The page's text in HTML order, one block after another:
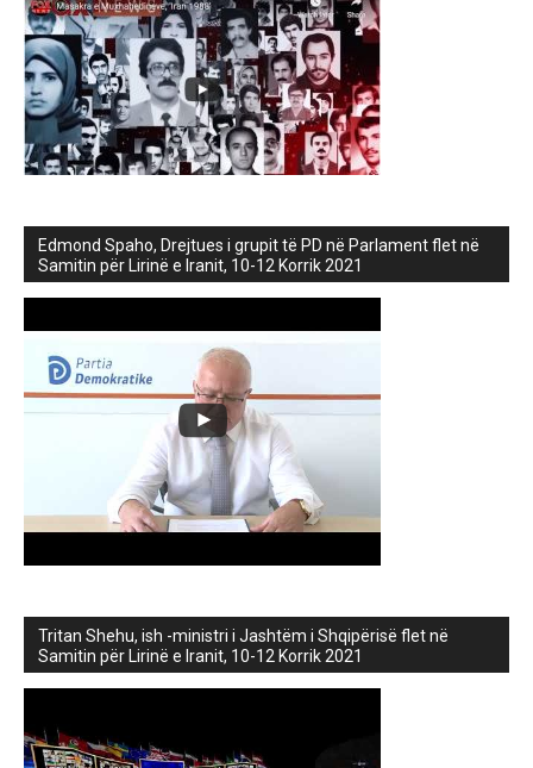
Edmond Spaho, Drejtues i grupit të PD në Parlament flet në
Samitin për Lirinë e Iranit, 10-12 Korrik 2021
Tritan Shehu, ish -ministri i Jashtëm i Shqipërisë flet në
Samitin për Lirinë e Iranit, 10-12 Korrik 2021